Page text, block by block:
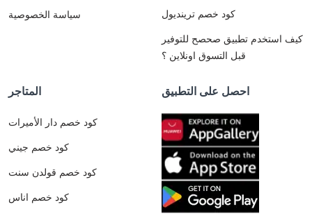
سياسة الخصوصية
كود خصم ترينديول
كيف استخدم تطبيق صحصح للتوفير
قبل التسوق اونلاين ؟
المتاجر
كود خصم دار الأميرات
كود خصم جيني
كود خصم قولدن سنت
كود خصم اناس
احصل على التطبيق